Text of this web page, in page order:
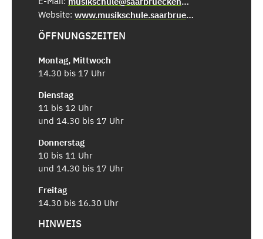
Website:
www.musikschule.saarbruecken.de
ÖFFNUNGSZEITEN
Montag, Mittwoch
14.30 bis 17 Uhr
Dienstag
11 bis 12 Uhr
und 14.30 bis 17 Uhr
Donnerstag
10 bis 11 Uhr
und 14.30 bis 17 Uhr
Freitag
14.30 bis 16.30 Uhr
HINWEIS